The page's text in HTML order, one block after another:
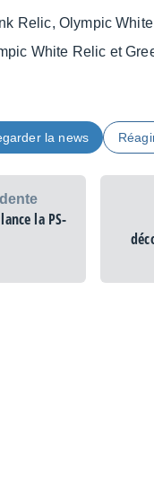
Relic, Olym­pic
White Relic et
la news
la PS-